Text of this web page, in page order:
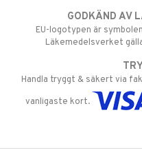
GODKÄND AV
EU-logotypen är
Läkemedelsverket
Handla tryggt & säkert via
vanligaste kort.